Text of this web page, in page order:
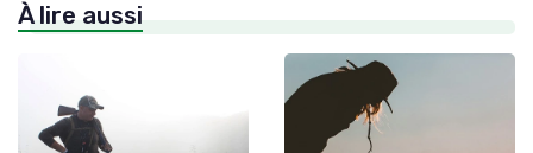
À lire aussi